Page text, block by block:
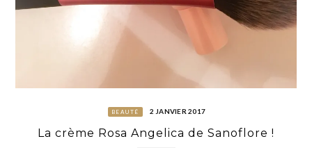
BEAUTÉ 2 JANVIER 2017
La crème Rosa Angelica de Sanoflore !